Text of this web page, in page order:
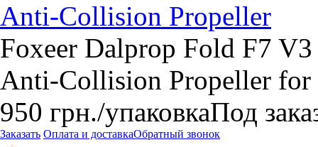
Anti-Collision Propeller
Foxeer Dalprop Fold F7
Anti-Collision Propeller for
950 грн./упаковкаПод
Заказать Оплата и доставкаОбратный звонок